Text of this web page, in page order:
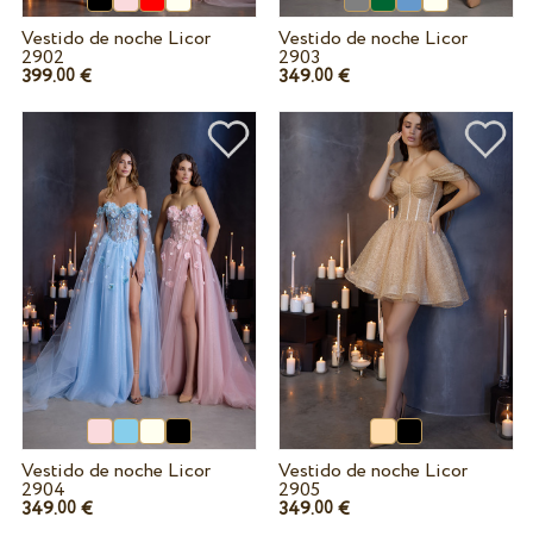
Vestido de noche Licor
2902
399.00€
Vestido de noche Licor
2903
349.00 €
Vestido de noche Licor
2904
349.00€
Vestido de noche Licor
2905
349.00 €